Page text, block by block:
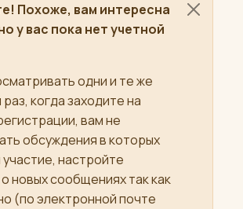
Похоже, вам интересна
у вас пока нет учетной
одни и те же
когда заходите на
вам не
обсуждения в которых
настройте
новых сообщениях так как
(по электронной почте